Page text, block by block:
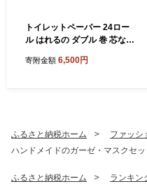
トイレットペーパー 24ロー
ル はれるの ダブル 巻 芯なし
海道・沖縄】【2026年8月お
寄附金額 6,500円
ふるさと納税ホーム ファッシ
ハンドメイドのガーゼ・マスクセッ
ふるさと納税ホーム ランキン